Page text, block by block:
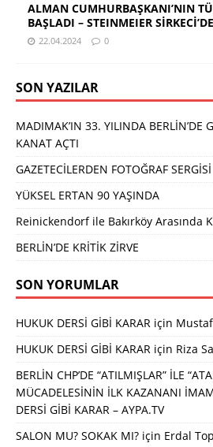
ALMAN CUMHURBAŞKANI’NIN
BAŞLADI – STEINMEIER SİRKECİ’DE
22.04.2024 0
SON YAZILAR
MADIMAK’IN 33. YILINDA BERLİN’DE
KANAT AÇTI
GAZETECİLERDEN FOTOĞRAF SERGİSİ
YÜKSEL ERTAN 90 YAŞINDA
Reinickendorf ile Bakırköy Arasında
BERLİN’DE KRİTİK ZİRVE
SON YORUMLAR
HUKUK DERSİ GİBİ KARAR için
HUKUK DERSİ GİBİ KARAR için Riza
BERLİN CHP’DE “ATILMIŞLAR” İLE
MÜCADELESİNİN İLK KAZANANI
DERSİ GİBİ KARAR – AYPA.TV
SALON MU? SOKAK MI? için Erdal